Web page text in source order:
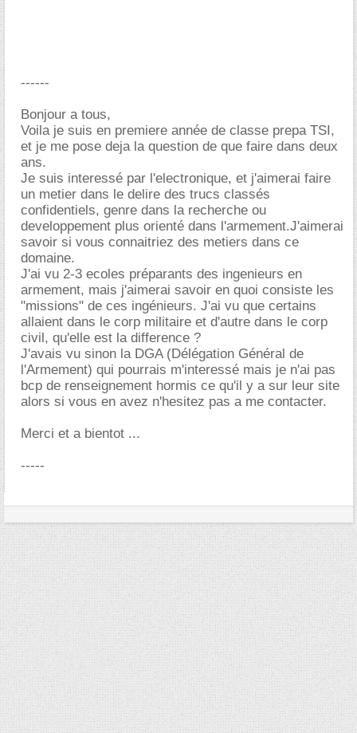
------
Bonjour a tous,
Voila je suis en premiere année de classe prepa TSI,
et je me pose deja la question de que faire dans deux
ans.
Je suis interessé par l'electronique, et j'aimerai faire
un metier dans le delire des trucs classés
confidentiels, genre dans la recherche ou
developpement plus orienté dans l'armement.J'aimerai
savoir si vous connaitriez des metiers dans ce
domaine.
J'ai vu 2-3 ecoles préparants des ingenieurs en
armement, mais j'aimerai savoir en quoi consiste les
"missions" de ces ingénieurs. J'ai vu que certains
allaient dans le corp militaire et d'autre dans le corp
civil, qu'elle est la difference ?
J'avais vu sinon la DGA (Délégation Général de
l'Armement) qui pourrais m'interessé mais je n'ai pas
bcp de renseignement hormis ce qu'il y a sur leur site
alors si vous en avez n'hesitez pas a me contacter.
Merci et a bientot ...
-----